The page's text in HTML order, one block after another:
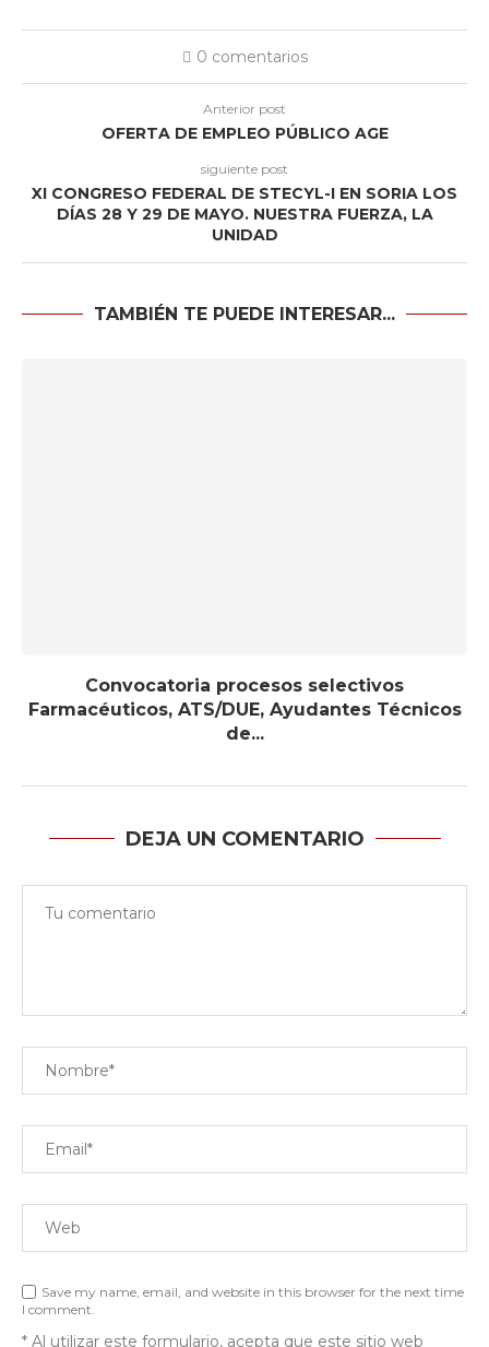
0 comentarios
Anterior post
OFERTA DE EMPLEO PÚBLICO AGE
siguiente post
XI CONGRESO FEDERAL DE STECYL-I EN SORIA LOS
DÍAS 28 Y 29 DE MAYO. NUESTRA FUERZA, LA
UNIDAD
TAMBIÉN TE PUEDE INTERESAR...
Convocatoria procesos selectivos
Farmacéuticos, ATS/DUE, Ayudantes Técnicos
de...
DEJA UN COMENTARIO
Save my name, email, and website in this browser for the next time
I comment.
* Al utilizar este formulario, acepta que este sitio web